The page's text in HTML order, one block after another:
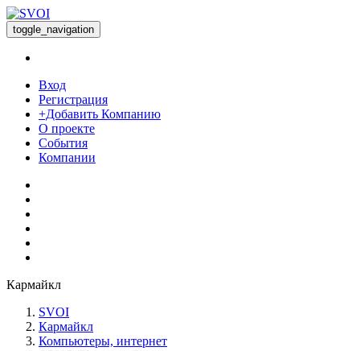
toggle_navigation
Вход
Регистрация
+Добавить Компанию
О проекте
События
Компании
Кармайкл
SVOI
Кармайкл
Компьютеры, интернет